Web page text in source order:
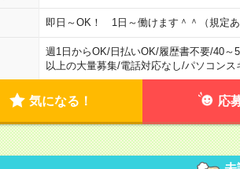
即日～OK！ 1日～働けます＾＾（規定あ
週1日からOK/日払いOK/履歴書不要/40～
以上の大量募集/電話対応なし/パソコンス
気になる！ 応